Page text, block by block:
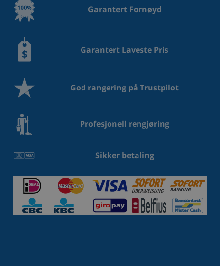
Garantert Fornøyd
Garantert Laveste Pris
God rangering på Trustpilot
Profesjonell rengjøring
Sikker betaling